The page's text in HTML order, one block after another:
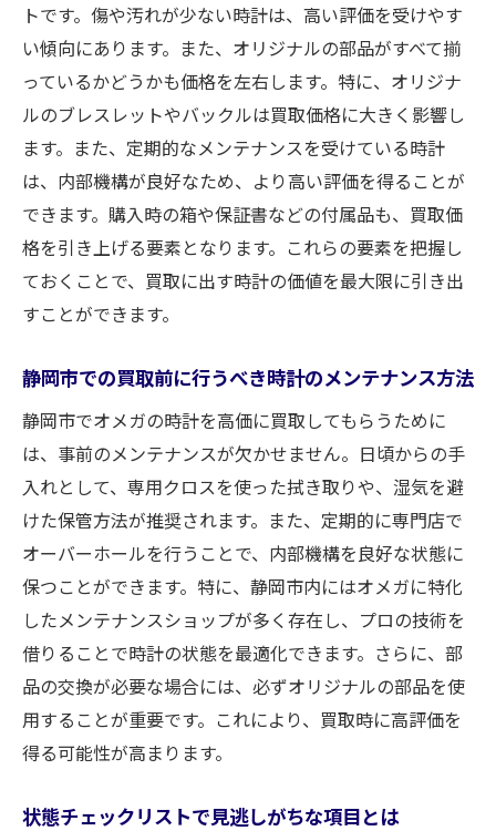
トです。傷や汚れが少ない時計は、高い評価を受けやす
い傾向にあります。また、オリジナルの部品がすべて揃
っているかどうかも価格を左右します。特に、オリジナ
ルのブレスレットやバックルは買取価格に大きく影響し
ます。また、定期的なメンテナンスを受けている時計
は、内部機構が良好なため、より高い評価を得ることが
できます。購入時の箱や保証書などの付属品も、買取価
格を引き上げる要素となります。これらの要素を把握し
ておくことで、買取に出す時計の価値を最大限に引き出
すことができます。
静岡市での買取前に行うべき時計のメンテナンス方法
静岡市でオメガの時計を高価に買取してもらうために
は、事前のメンテナンスが欠かせません。日頃からの手
入れとして、専用クロスを使った拭き取りや、湿気を避
けた保管方法が推奨されます。また、定期的に専門店で
オーバーホールを行うことで、内部機構を良好な状態に
保つことができます。特に、静岡市内にはオメガに特化
したメンテナンスショップが多く存在し、プロの技術を
借りることで時計の状態を最適化できます。さらに、部
品の交換が必要な場合には、必ずオリジナルの部品を使
用することが重要です。これにより、買取時に高評価を
得る可能性が高まります。
状態チェックリストで見逃しがちな項目とは